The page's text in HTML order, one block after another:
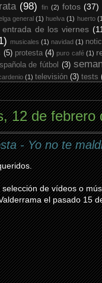
(98) fin (2) fotos (37)
general (1) huelva (1) huerto
entrada de los viernes
musicales (1) navidad (1)
(5) protesta (4) puro café (1)
de fútbol (3)
(1) televisión (3) tests
12 de febrero
- Yo no te
selección de vídeos o
el pasado 15